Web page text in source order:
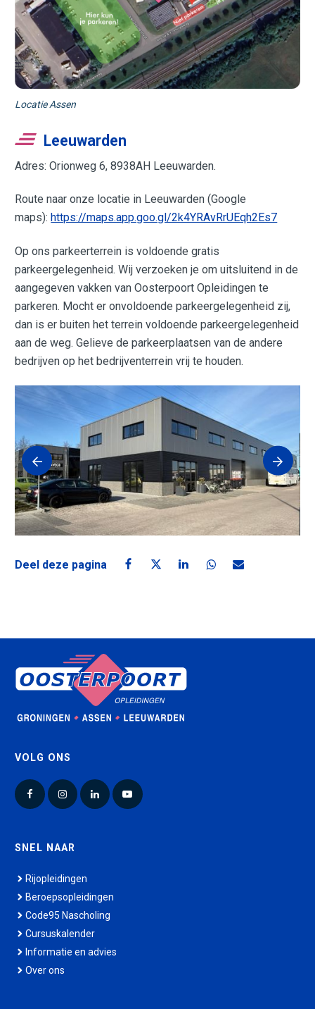
Locatie Assen
Leeuwarden
Adres: Orionweg 6, 8938AH Leeuwarden.
Route naar onze locatie in Leeuwarden (Google
maps): https://maps.app.goo.gl/2k4YRAvRrUEqh2Es7
Op ons parkeerterrein is voldoende gratis
parkeergelegenheid. Wij verzoeken je om uitsluitend in de
aangegeven vakken van Oosterpoort Opleidingen te
parkeren. Mocht er onvoldoende parkeergelegenheid zij,
dan is er buiten het terrein voldoende parkeergelegenheid
aan de weg. Gelieve de parkeerplaatsen van de andere
bedrijven op het bedrijventerrein vrij te houden.
Deel deze pagina
Deel deze pagina op Facebook
Deel deze pagina op X
Deel deze pagina op
Deel deze pagina
Deel deze
VOLG ONS
FacebookInstagramLinkedInYouTube
SNEL NAAR
Rijopleidingen
Beroepsopleidingen
Code95 Nascholing
Cursuskalender
Informatie en advies
Over ons